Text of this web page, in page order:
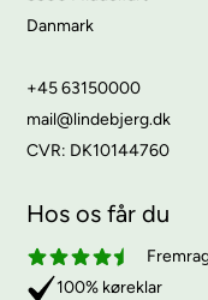
Danmark
+45 63150000
mail@lindebjerg.dk
CVR: DK10144760
Hos os får du
100% køreklar